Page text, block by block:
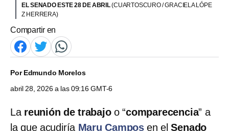
EL SENADO ESTE 28 DE ABRIL(CUARTOSCURO / GRACIELA LÓPE
Z HERRERA)
Compartir en
PorEdmundo Morelos
abril 28, 2026 a las 09:16 GMT-6
Lareunión de trabajoo “comparecencia” a
la que acudiría Maru Campos en elSenado